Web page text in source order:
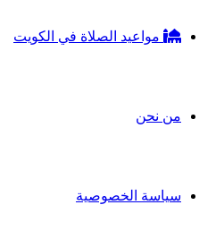
مواعيد الصلاة في الكويت
من نحن
سياسة الخصوصية